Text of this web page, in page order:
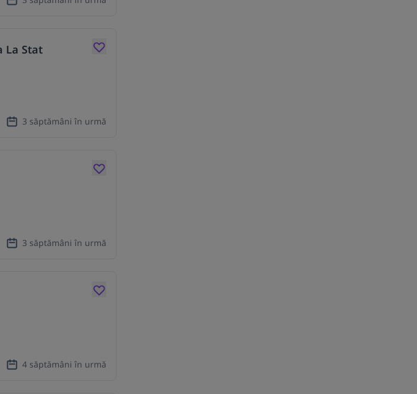
La Stat
3 săptămâni în urmă
3 săptămâni în urmă
4 săptămâni în urmă